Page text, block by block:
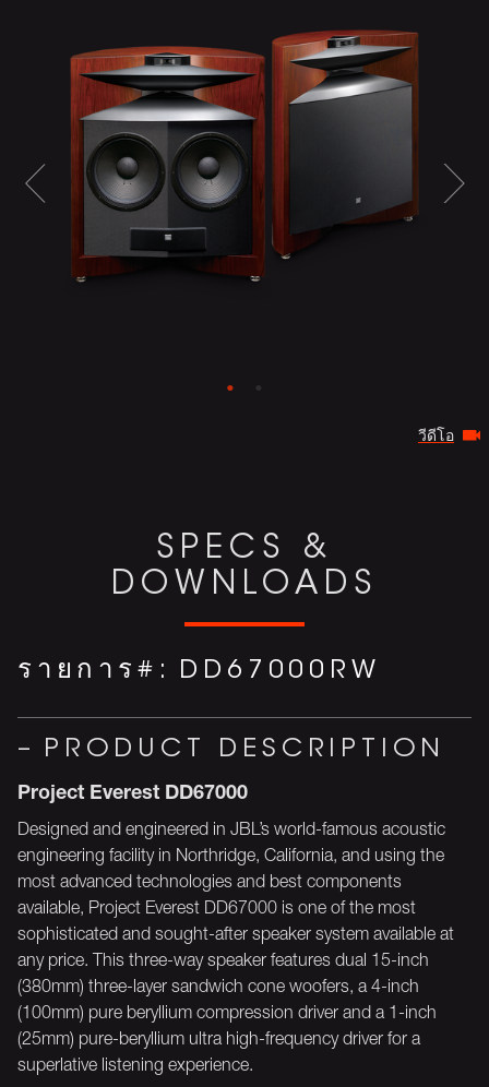
วีดีโอ
SPECS &
DOWNLOADS
รายการ#: DD67000RW
PRODUCT DESCRIPTION
Project Everest DD67000
Designed and engineered in JBL’s world-famous acoustic
engineering facility in Northridge, California, and using the
most advanced technologies and best components
available, Project Everest DD67000 is one of the most
sophisticated and sought-after speaker system available at
any price. This three-way speaker features dual 15-inch
(380mm) three-layer sandwich cone woofers, a 4-inch
(100mm) pure beryllium compression driver and a 1-inch
(25mm) pure-beryllium ultra high-frequency driver for a
superlative listening experience.